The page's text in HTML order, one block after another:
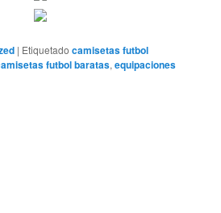
| Etiquetado camisetas futbol
futbol baratas,equipaciones